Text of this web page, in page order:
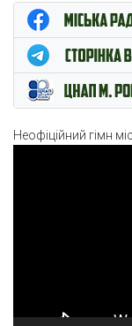
ЦНАП м. Ромни
Неофіційний гімн